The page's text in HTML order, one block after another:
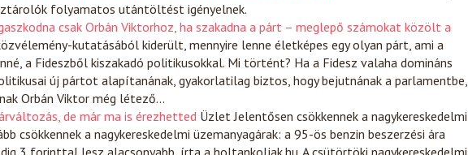
folyamatos utántöltést igényelnek.
csak Orbán Viktorhoz, ha szakadna a párt – meglepő számokat közölt a
kutatásából kiderült, mennyire lenne életképes egy olyan párt, ami a
a Fideszből kiszakadó politikusokkal. Mi történt? Ha a Fidesz valaha domináns
új pártot alapítanának, gyakorlatilag biztos, hogy bejutnának a parlamentbe,
Orbán Viktor még létező…
de már ma is érezhetted Üzlet Jelentősen csökkennek a nagykereskedelmi
csökkennek a nagykereskedelmi üzemanyagárak: a 95-ös benzin beszerzési ára
3 forinttal lesz alacsonyabb, írta a holtankoljak.hu. A csütörtöki nagykereskedelmi